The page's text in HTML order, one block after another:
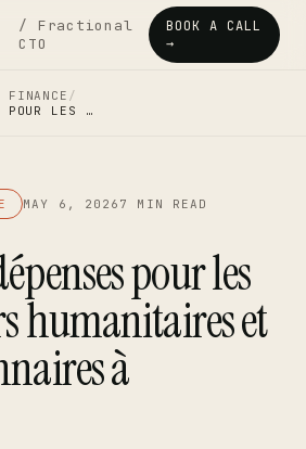
/ Fractional
CTO
BOOK A CALL
→
FINANCE /
POUR LES …
MAY 6, 2026 7 MIN READ
pour les
humanitaires et
à